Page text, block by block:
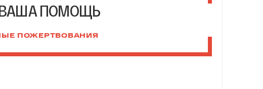
ПОМОЩЬ
ПОЖЕРТВОВАНИЯ